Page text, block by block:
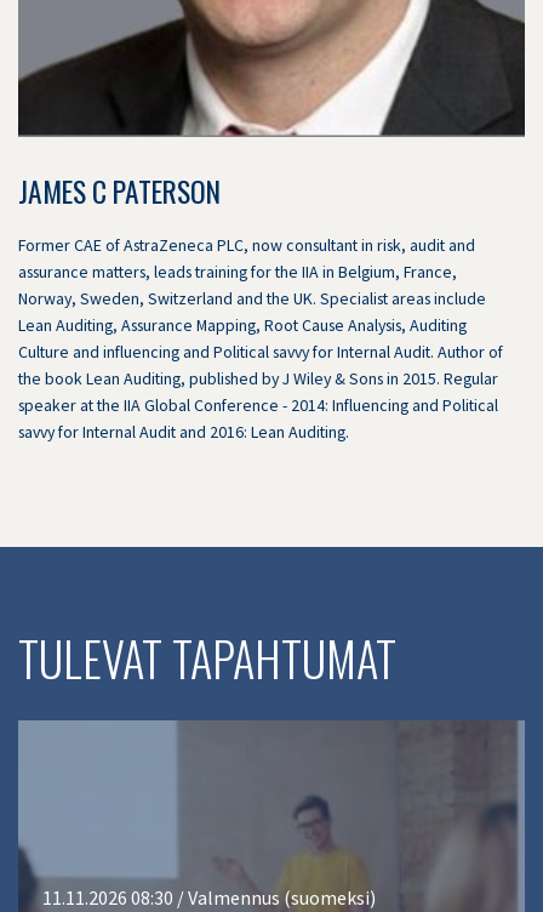
JAMES C PATERSON
Former CAE of AstraZeneca PLC, now consultant in risk, audit and
assurance matters, leads training for the IIA in Belgium, France,
Norway, Sweden, Switzerland and the UK. Specialist areas include
Lean Auditing, Assurance Mapping, Root Cause Analysis, Auditing
Culture and influencing and Political savvy for Internal Audit. Author of
the book Lean Auditing, published by J Wiley & Sons in 2015. Regular
speaker at the IIA Global Conference - 2014: Influencing and Political
savvy for Internal Audit and 2016: Lean Auditing.
TULEVAT TAPAHTUMAT
11.11.2026 08:30 / Valmennus (suomeksi)